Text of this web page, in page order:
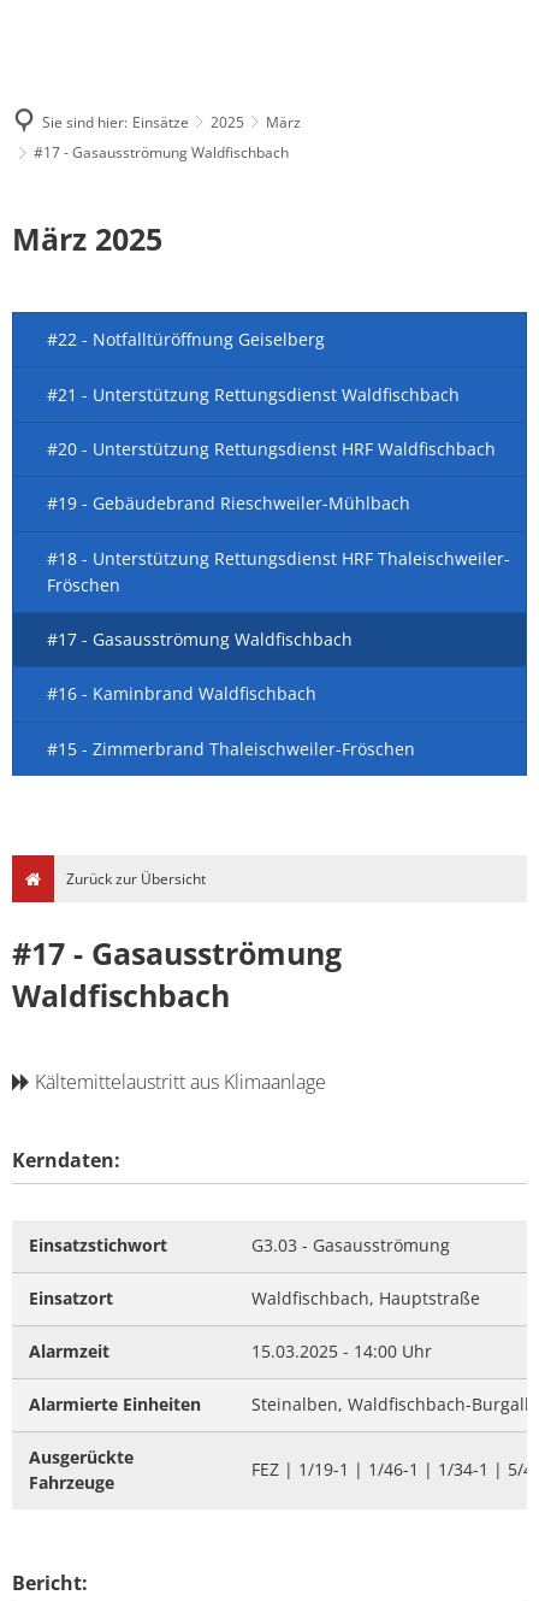
Sie sind hier: Einsätze 2025
März
#17 - Gasausströmung Waldfischbach
März 2025
#22 - Notfalltüröffnung Geiselberg
#21 - Unterstützung Rettungsdienst Waldfischbach
#20 - Unterstützung Rettungsdienst HRF Waldfischbach
#19 - Gebäudebrand Rieschweiler-Mühlbach
#18 - Unterstützung Rettungsdienst HRF Thaleischweiler-
Fröschen
#17 - Gasausströmung Waldfischbach
#16 - Kaminbrand Waldfischbach
#15 - Zimmerbrand Thaleischweiler-Fröschen
Zurück zur Übersicht
#17 - Gasausströmung
Waldfischbach
Kältemittelaustritt aus Klimaanlage
Kerndaten:
Einsatzstichwort G3.03 - Gasausströmung
Einsatzort Waldfischbach, Hauptstraße
Alarmzeit 15.03.2025 - 14:00 Uhr
Alarmierte Einheiten Steinalben, Waldfischbach-
Ausgerückte
Fahrzeuge
FEZ | 1/19-1 | 1/46-1 | 1/34-1 | 5/
Bericht: